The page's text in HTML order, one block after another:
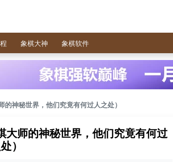
象棋大神 象棋软件
神秘世界，他们究竟有何过人之处）
大师的神秘世界，他们究竟有何过
）